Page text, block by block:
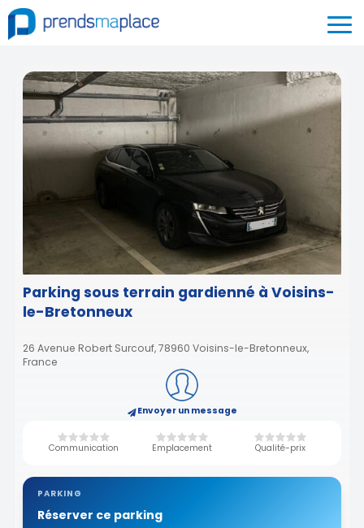
Parking sous terrain gardienné à Voisins-
le-Bretonneux
26 Avenue Robert Surcouf, 78960 Voisins-le-Bretonneux,
France
Envoyer un message
Communication Emplacement Qualité-prix
PARKING
Réserver ce parking